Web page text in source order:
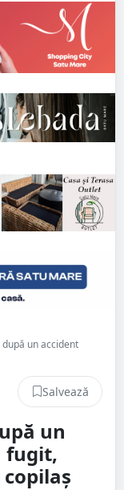
un accident
Salvează
un
fugit,